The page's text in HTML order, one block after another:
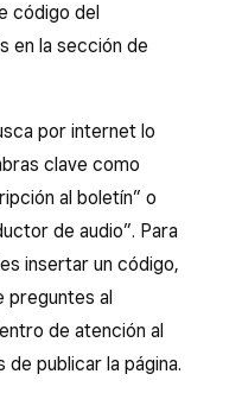
código del
en la sección de
por internet lo
clave como
al boletín” o
de audio”. Para
insertar un código,
preguntes al
de atención al
publicar la página.